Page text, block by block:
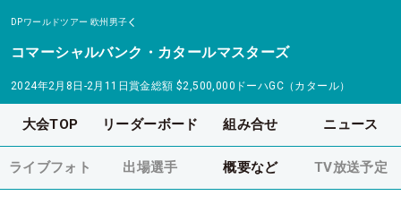
DPワールドツアー 欧州男子
コマーシャルバンク・カタールマスターズ
2024年2月8日-2月11日賞金総額 $2,500,000 ドーハGC（カタール）
大会TOP リーダーボード 組み合せ ニュース
ライブフォト 出場選手 概要など TV放送予定